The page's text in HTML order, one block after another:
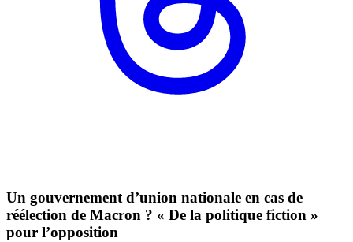
Un gouvernement d’union nationale en cas de
réélection de Macron ? « De la politique fiction »
pour l’opposition